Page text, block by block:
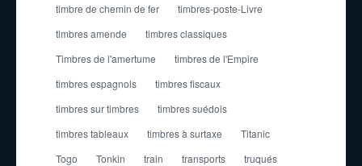
timbre de chemin de fer
timbres-poste-Livre
timbres amende
timbres classiques
Timbres de l'amertume
timbres de l'Empire
timbres espagnols
timbres fiscaux
timbres sur timbres
timbres suédois
timbres tableaux
timbres à surtaxe
Titanic
Togo
Tonkin train transports
truqués